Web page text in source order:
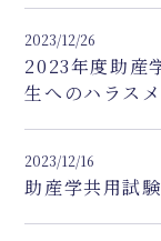
2023/12/26
2023年度助産
生へのハラス
2023/12/16
助産学共用試